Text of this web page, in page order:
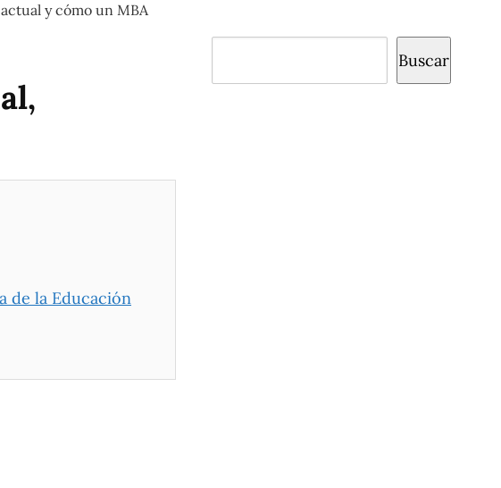
y cómo un MBA
de la Educación
Buscar